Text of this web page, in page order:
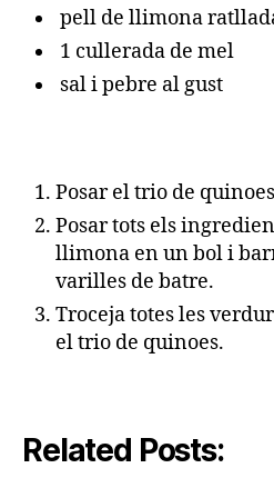
pell de llimona
1 cullerada de mel
sal i pebre al gust
Posar el trio de
Posar tots els
llimona en un bol i
varilles de batre.
Troceja totes les
el trio de quinoes.
Related Posts: